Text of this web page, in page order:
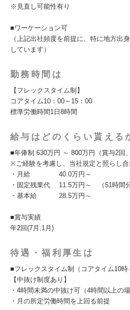
※見直し可能性有り
■ワーケーション可
（上記出社頻度を前提に、特に地方出
しています）
勤務時間は
【フレックスタイム制】
コアタイム10：00～15：00
標準労働時間1日8時間
給与はどのくらい貰える
■年俸制 630万円 ～ 800万円（賞与2回
※ご経験を考慮し、当社規定と照らし合
・月給 40.0万円～
・固定残業代 11.5万円～ （51時間
・基本給 28.5万円～
■賞与実績
年2回(7月,1月)
待遇・福利厚生は
■フレックスタイム制（コアタイム10時
【中抜け制度あり】
・4時間未満の中抜け可（4時間以上の場
・月の所定労働時間を上回る前提